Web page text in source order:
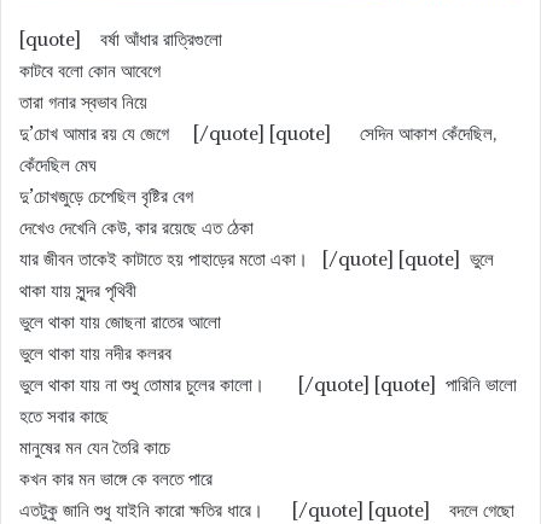
[quote] বর্ষা আঁধার রাত্রিগুলো
কাটবে বলো কোন আবেগে
তারা গনার স্বভাব নিয়ে
দু’চোখ আমার রয় যে জেগে [/quote] [quote] সেদিন আকাশ কেঁদেছিল,
কেঁদেছিল মেঘ
দু’চোখজুড়ে চেপেছিল বৃষ্টির বেগ
দেখেও দেখেনি কেউ, কার রয়েছে এত ঠেকা
যার জীবন তাকেই কাটাতে হয় পাহাড়ের মতো একা। [/quote] [quote] ভুলে
থাকা যায় সুন্দর পৃথিবী
ভুলে থাকা যায় জোছনা রাতের আলো
ভুলে থাকা যায় নদীর কলরব
ভুলে থাকা যায় না শুধু তোমার চুলের কালো। [/quote] [quote] পারিনি ভালো
হতে সবার কাছে
মানুষের মন যেন তৈরি কাচে
কখন কার মন ভাঙ্গে কে বলতে পারে
এতটুকু জানি শুধু যাইনি কারো ক্ষতির ধারে। [/quote] [quote] বদলে গেছো